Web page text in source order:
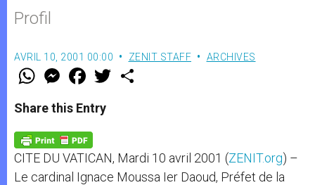
Profil
AVRIL 10, 2001 00:00 ZENIT STAFF ARCHIVES
W
t
s
p
p
M
e
s
e
g
e
r
F
a
e
b
o
k
w
Share this Entry
CITE DU VATICAN, Mardi 10 avril 2001 (ZENIT.org) –
Le cardinal Ignace Moussa Ier Daoud, Préfet de la